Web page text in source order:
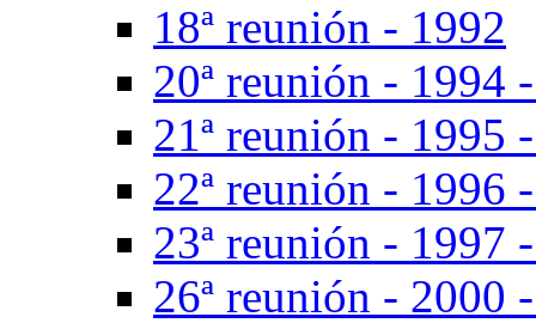
18ª reunión - 1992
20ª reunión - 1994
21ª reunión - 1995
22ª reunión - 1996
23ª reunión - 1997
26ª reunión - 2000